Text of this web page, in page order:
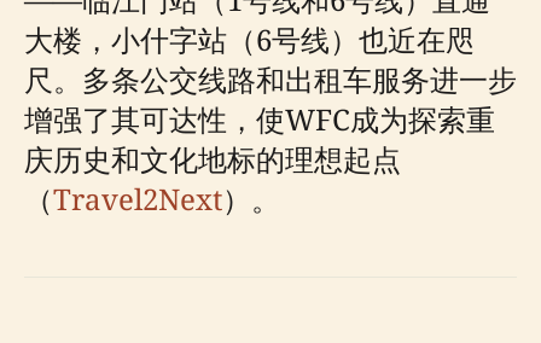
大楼，小什字站（6号线）也近在咫
尺。多条公交线路和出租车服务进一步
增强了其可达性，使WFC成为探索重
庆历史和文化地标的理想起点
（Travel2Next）。